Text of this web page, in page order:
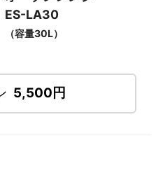
ES-LA30
（容量30L）
5,500円